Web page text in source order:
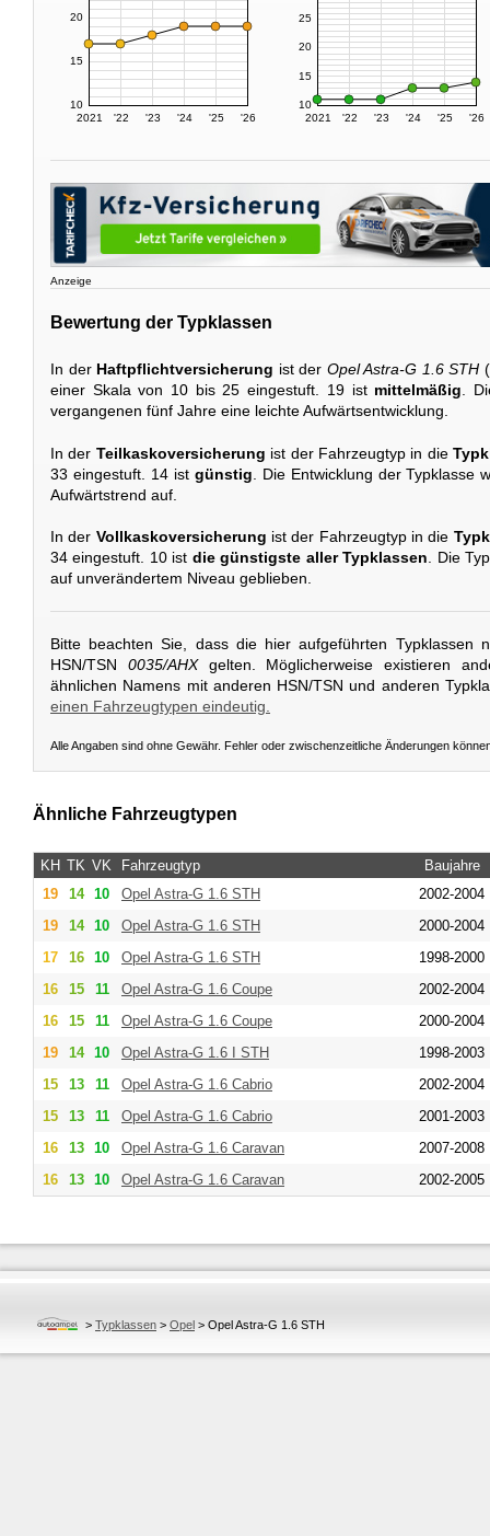
2021 '22 '23 '24 '25 '26
10
15
20
2021 '22 '23 '24 '25 '26
10
15
20
25
Anzeige
Bewertung der Typklassen
In der Haftpflichtversicherung ist der Opel Astra-G 1.6 STH
einer Skala von 10 bis 25 eingestuft. 19 ist mittelmäßig .
vergangenen fünf Jahre eine leichte Aufwärtsentwicklung.
In der Teilkaskoversicherung ist der Fahrzeugtyp in die
33 eingestuft. 14 ist günstig . Die Entwicklung der
Aufwärtstrend auf.
In der Vollkaskoversicherung ist der Fahrzeugtyp in die
34 eingestuft. 10 ist die günstigste aller Typklassen. Die
auf unverändertem Niveau geblieben.
Bitte beachten Sie, dass die hier aufgeführten Typklassen
HSN/TSN 0035/AHXgelten. Möglicherweise existieren
ähnlichen Namens mit anderen HSN/TSN und anderen
einen Fahrzeugtypen eindeutig.
Alle Angaben sind ohne Gewähr. Fehler oder zwischenzeitliche Änderungen
Ähnliche Fahrzeugtypen
KH TK VK Fahrzeugtyp
Baujahre
19
14 10 Opel Astra-G 1.6 STH
2002-2004
19
14 10 Opel Astra-G 1.6 STH
2000-2004
17
16 10 Opel Astra-G 1.6 STH
1998-2000
16
15 11 Opel Astra-G 1.6 Coupe
2002-2004
16
15 11 Opel Astra-G 1.6 Coupe
2000-2004
19
14 10 Opel Astra-G 1.6 I STH
1998-2003
15
13 11 Opel Astra-G 1.6 Cabrio
2002-2004
15
13 11 Opel Astra-G 1.6 Cabrio
2001-2003
16
13 10 Opel Astra-G 1.6 Caravan
2007-2008
16
13 10 Opel Astra-G 1.6 Caravan 2002-2005
> Typklassen > Opel > Opel Astra-G 1.6 STH